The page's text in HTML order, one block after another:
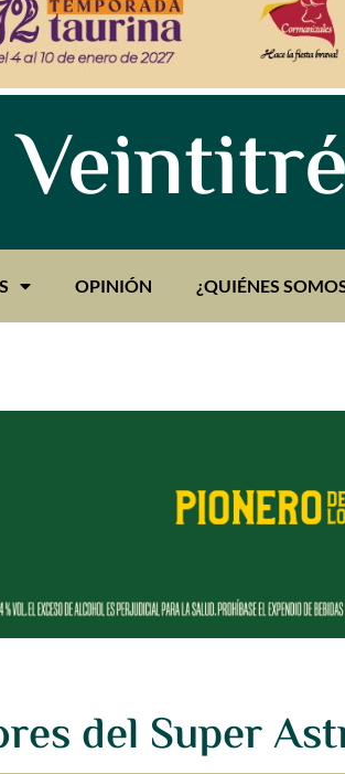
OPINIÓN ¿QUIÉNES
del Super